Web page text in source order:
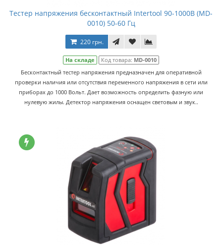
Тестер напряжения бесконтактный Intertool 90-1000В (MD-
0010) 50-60 Гц
220 грн.
На складе Код товара: MD-0010
Бесконтактный тестер напряжения предназначен для оперативной
проверки наличия или отсутствия переменного напряжения в сети или
приборах до 1000 Вольт. Дает возможность определить фазную или
нулевую жилы. Детектор напряжения оснащен световым и звук..